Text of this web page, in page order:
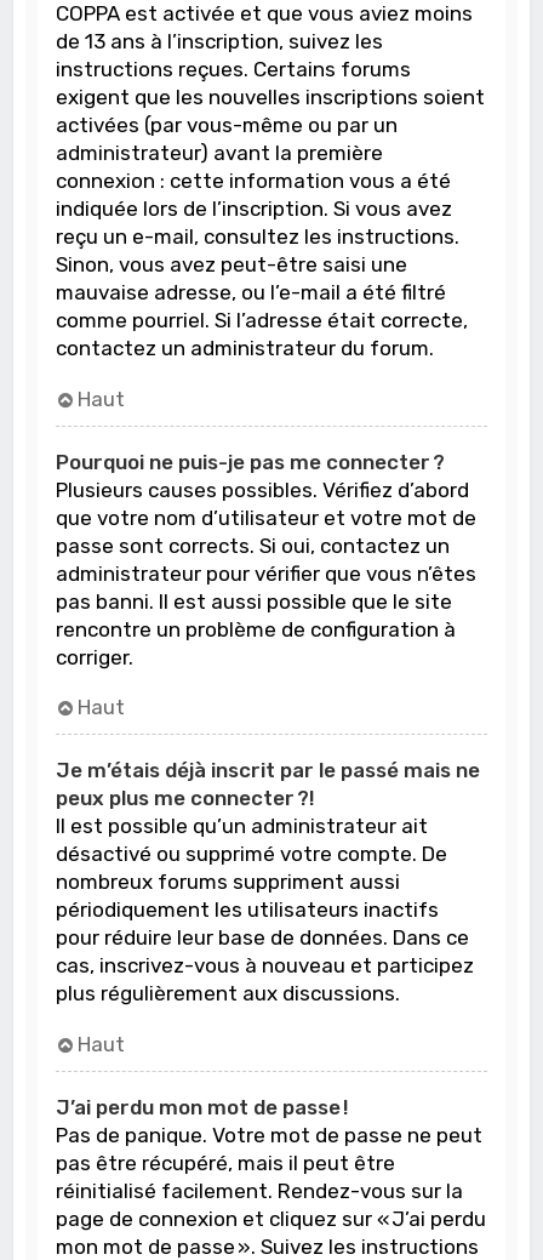
COPPA est activée et que vous aviez moins
de 13 ans à l’inscription, suivez les
instructions reçues. Certains forums
exigent que les nouvelles inscriptions soient
activées (par vous-même ou par un
administrateur) avant la première
connexion : cette information vous a été
indiquée lors de l’inscription. Si vous avez
reçu un e-mail, consultez les instructions.
Sinon, vous avez peut-être saisi une
mauvaise adresse, ou l’e-mail a été filtré
comme pourriel. Si l’adresse était correcte,
contactez un administrateur du forum.
Haut
Pourquoi ne puis-je pas me connecter ?
Plusieurs causes possibles. Vérifiez d’abord
que votre nom d’utilisateur et votre mot de
passe sont corrects. Si oui, contactez un
administrateur pour vérifier que vous n’êtes
pas banni. Il est aussi possible que le site
rencontre un problème de configuration à
corriger.
Haut
Je m’étais déjà inscrit par le passé mais ne
peux plus me connecter ?!
Il est possible qu’un administrateur ait
désactivé ou supprimé votre compte. De
nombreux forums suppriment aussi
périodiquement les utilisateurs inactifs
pour réduire leur base de données. Dans ce
cas, inscrivez-vous à nouveau et participez
plus régulièrement aux discussions.
Haut
J’ai perdu mon mot de passe !
Pas de panique. Votre mot de passe ne peut
pas être récupéré, mais il peut être
réinitialisé facilement. Rendez-vous sur la
page de connexion et cliquez sur « J’ai perdu
mon mot de passe ». Suivez les instructions